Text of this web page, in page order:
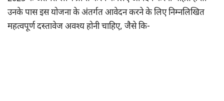
उनके पास इस योजना के अंतर्गत आवेदन करने के लिए निम्नलिखित
महत्वपूर्ण दस्तावेज अवश्य होनी चाहिए, जैसे कि-